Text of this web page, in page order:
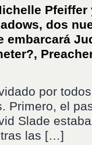
Pfeiffer
dos
embarcará
por
Primero, el
Slade
tras las […]